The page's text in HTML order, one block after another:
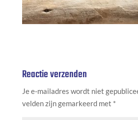
Reactie verzenden
Je e-mailadres wordt niet
velden zijn gemarkeerd met *